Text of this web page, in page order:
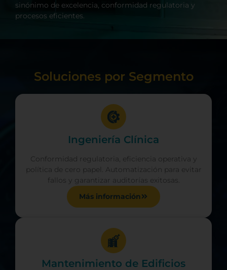
sinónimo de excelencia, conformidad regulatoria y
procesos eficientes.
Soluciones por Segmento
Ingeniería Clínica
Conformidad regulatoria, eficiencia operativa y
política de cero papel. Automatización para evitar
fallos y garantizar auditorías exitosas.
Más información
Mantenimiento de Edificios